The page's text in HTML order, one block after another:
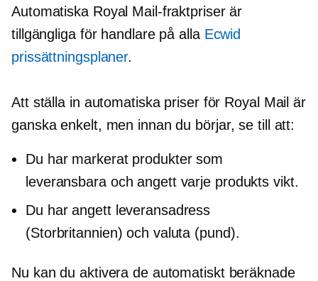
Automatiska Royal Mail-fraktpriser är
tillgängliga för handlare på alla Ecwid
prissättningsplaner.
Att ställa in automatiska priser för Royal Mail är
ganska enkelt, men innan du börjar, se till att:
Du har markerat produkter som
leveransbara och angett varje produkts vikt.
Du har angett leveransadress
(Storbritannien) och valuta (pund).
Nu kan du aktivera de automatiskt beräknade